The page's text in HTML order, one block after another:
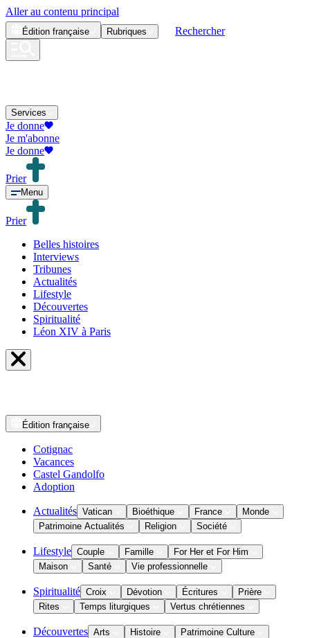
Aller au contenu principal
Édition française Rubriques Rechercher
Services
Je donne
Je m'abonne
Je donne
Prier
Menu
Prier
Belles histoires
Interviews
Tribunes
Actualités
Lifestyle
Découvertes
Spiritualité
Léon XIV à Paris
Édition française
Cotignac
Vacances
Castel Gandolfo
Adoption
Actualités Vatican Bioéthique France
Monde
Patrimoine Actualités
Religion Société
Lifestyle Couple Famille
For Her et For Him
Maison
Santé Vie professionnelle
Spiritualité Croix Dévotion Écritures
Prière
Rites
Temps liturgiques Vertus chrétiennes
Découvertes Arts Histoire
Patrimoine Culture